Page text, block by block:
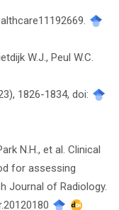
W.J., Peul W.C.
1826-1834, doi:
N.H., et al. Clinical
for assessing
Journal of Radiology.